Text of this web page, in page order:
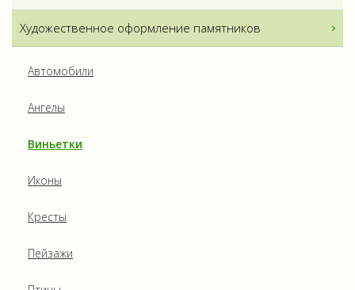
Художественное оформление памятников
Автомобили
Ангелы
Виньетки
Иконы
Кресты
Пейзажи